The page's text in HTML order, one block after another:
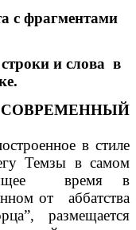
с фрагментами
и слова в
в стиле
Темзы в самом
время в
от аббатства
размещается